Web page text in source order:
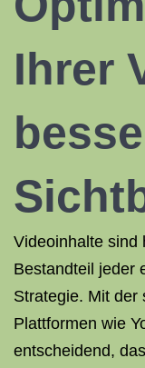
Ihrer
Videoinhalte sind
Bestandteil jeder
Strategie. Mit der
Plattformen wie
entscheidend,